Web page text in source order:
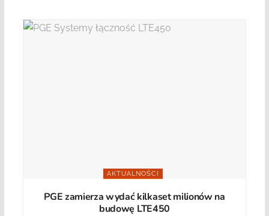
AKTUALNOŚCI
PGE zamierza wydać kilkaset milionów na
budowę LTE450